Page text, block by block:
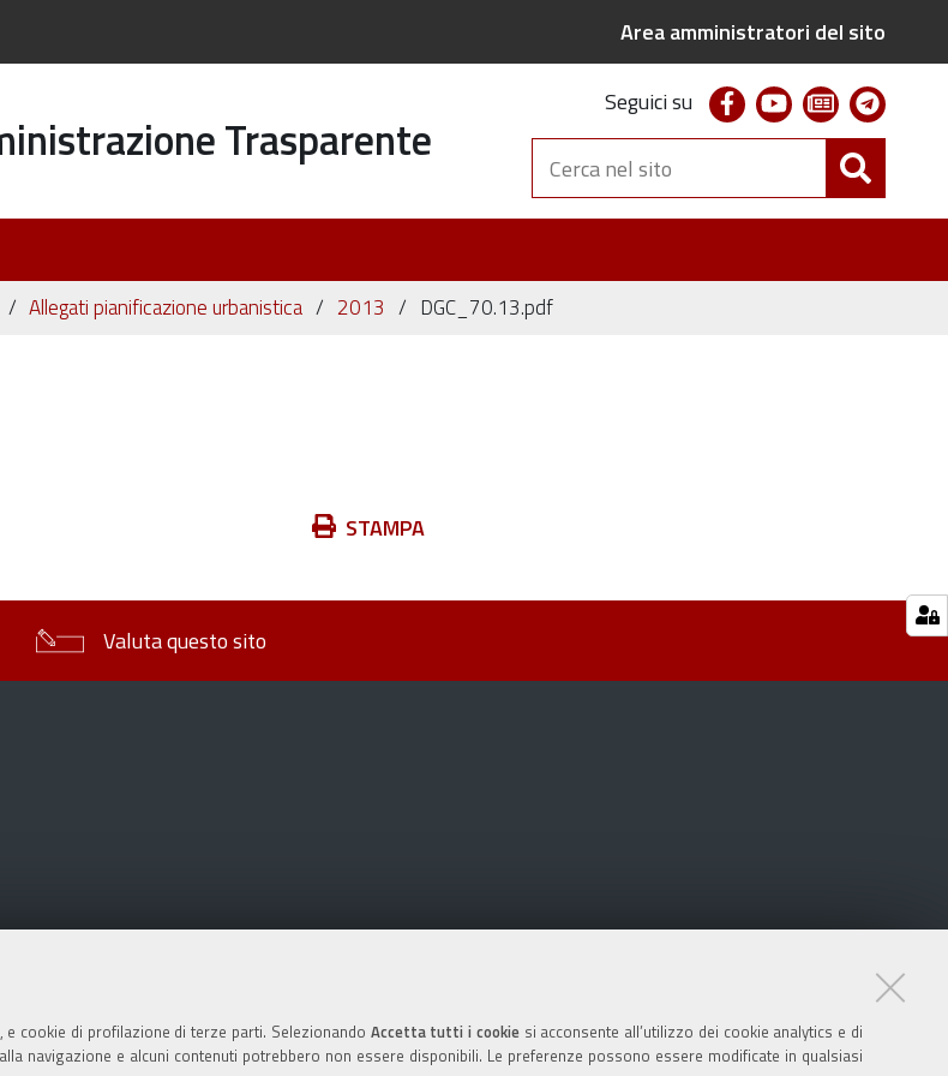
cookie di profilazione di terze parti. Selezionando Accetta tutti i cookiesi acconsente all’utilizzo dei cookie analytics e di
navigazione e alcuni contenuti potrebbero non essere disponibili. Le preferenze possono essere modificate in qualsiasi
Area amministratori del sito
Trasparente
Seguici su facebookyoutubenewsletter
Cerca
nel
sito
Allegati pianificazione urbanistica 2013 DGC_70.13.pdf
Azioni STAMPA
Valuta questo sito